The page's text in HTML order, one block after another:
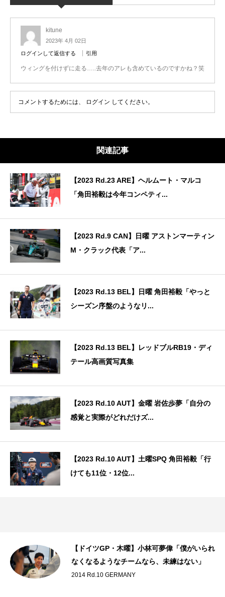
kitune
2023年 4月 02日
ログインして返信する 引用
ウィングを付けずに走る…..去年のアレも含めているのですかね？笑
コメントするためには、 ログイン してください。
関連記事
【2023 Rd.23 ARE】ヘルムート・マルコ
「角田裕毅は今年コンペティ...
【2023 Rd.9 CAN】日曜 アストンマーティン
M・クラック代表「ア...
【2023 Rd.13 BEL】日曜 角田裕毅「やっと
シーズン序盤のようなリ...
【2023 Rd.13 BEL】レッドブルRB19・ディ
テール高画質写真集
【2023 Rd.10 AUT】金曜 岩佐歩夢「自分の
感覚と実際がどれだけズ...
【2023 Rd.10 AUT】土曜SPQ 角田裕毅「行
けても11位・12位...
【ドイツGP・木曜】小林可夢偉「僕がいられ
なくなるようなチームなら、未練はない」
2014 Rd.10 GERMANY